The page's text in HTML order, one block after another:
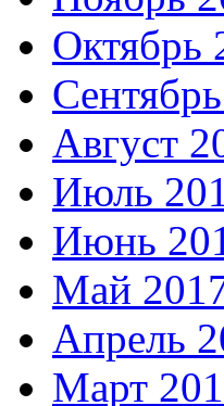
Октябрь
Август
Июль
Июнь
Май
Апрель
Март